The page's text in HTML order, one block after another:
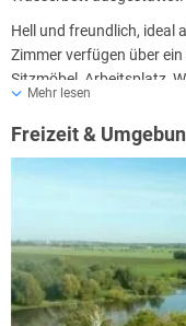
Hell und freundlich, ideal
Zimmer verfügen über
Sitzmöbel, Arbeitsplatz,
automatisches
Mehr lesen
Freizeit &